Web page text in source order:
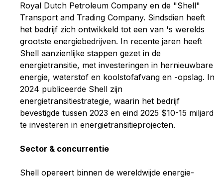
Royal Dutch Petroleum Company en de "Shell"
Transport and Trading Company. Sindsdien heeft
het bedrijf zich ontwikkeld tot een van 's werelds
grootste energiebedrijven. In recente jaren heeft
Shell aanzienlijke stappen gezet in de
energietransitie, met investeringen in hernieuwbare
energie, waterstof en koolstofafvang en -opslag. In
2024 publiceerde Shell zijn
energietransitiestrategie, waarin het bedrijf
bevestigde tussen 2023 en eind 2025 $10-15 miljard
te investeren in energietransitieprojecten.
Sector & concurrentie
Shell opereert binnen de wereldwijde energie-